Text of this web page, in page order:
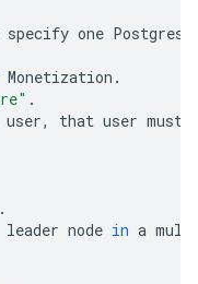
specify one Postgres
Monetization .
.
user, that user must
.
leader node in a